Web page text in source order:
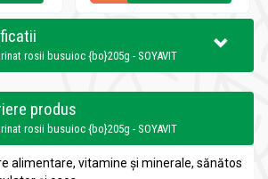
rosii busuioc {bo}205g - SOYAVIT
produs
rosii busuioc {bo}205g - SOYAVIT
alimentare, vitamine şi minerale, sănătos